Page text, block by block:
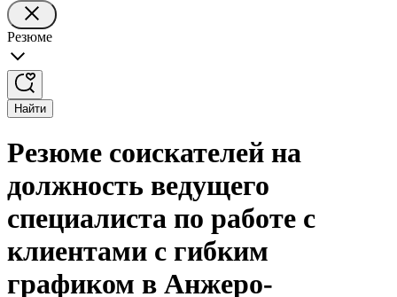
Резюме
Найти
Резюме соискателей на
должность ведущего
специалиста по работе с
клиентами с гибким
графиком в Анжеро-